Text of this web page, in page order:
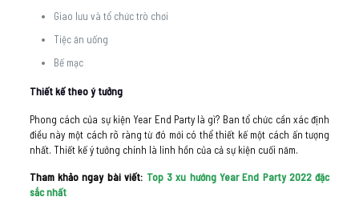
Giao lưu và tổ chức trò chơi
Tiệc ăn uống
Bế mạc
Thiết kế theo ý tưởng
Phong cách của sự kiện Year End Party là gì? Ban tổ chức cần xác định
điều này một cách rõ ràng từ đó mới có thể thiết kế một cách ấn tượng
nhất. Thiết kế ý tưởng chính là linh hồn của cả sự kiện cuối năm.
Tham khảo ngay bài viết: Top 3 xu hướng Year End Party 2022 đặc
sắc nhất